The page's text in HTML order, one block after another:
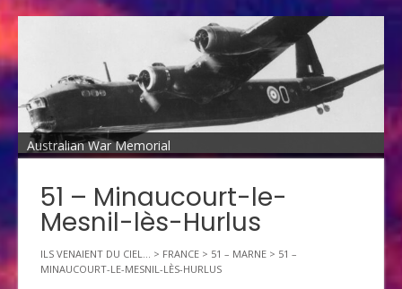
Australian War Memorial
51 – Minaucourt-le-
Mesnil-lès-Hurlus
ILS VENAIENT DU CIEL... > FRANCE > 51 – MARNE > 51 –
MINAUCOURT-LE-MESNIL-LÈS-HURLUS